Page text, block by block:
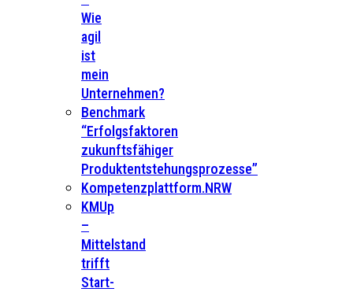
Wie
agil
ist
mein
Unternehmen?
Benchmark
“Erfolgsfaktoren
zukunftsfähiger
Produktentstehungsprozesse”
Kompetenzplattform.NRW
KMUp
–
Mittelstand
trifft
Start-